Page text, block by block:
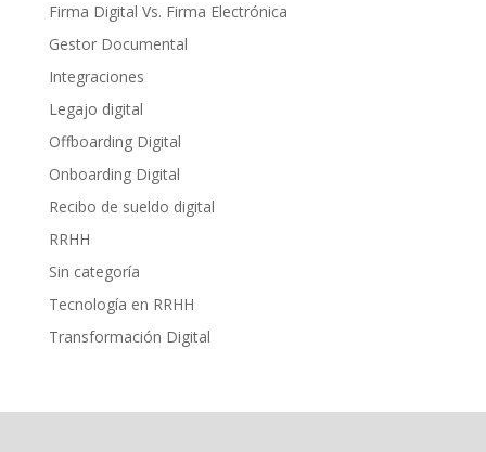
Firma Digital Vs. Firma Electrónica
Gestor Documental
Integraciones
Legajo digital
Offboarding Digital
Onboarding Digital
Recibo de sueldo digital
RRHH
Sin categoría
Tecnología en RRHH
Transformación Digital